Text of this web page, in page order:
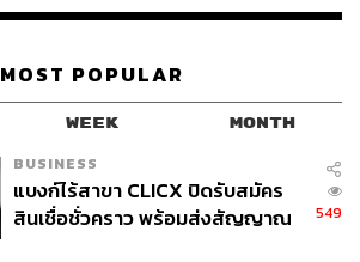
MOST POPULAR
WEEK MONTH
BUSINESS
แบงก์ไร้สาขา CLICX ปิดรับสมัคร
สินเชื่อชั่วคราว พร้อมส่งสัญญาณ
549